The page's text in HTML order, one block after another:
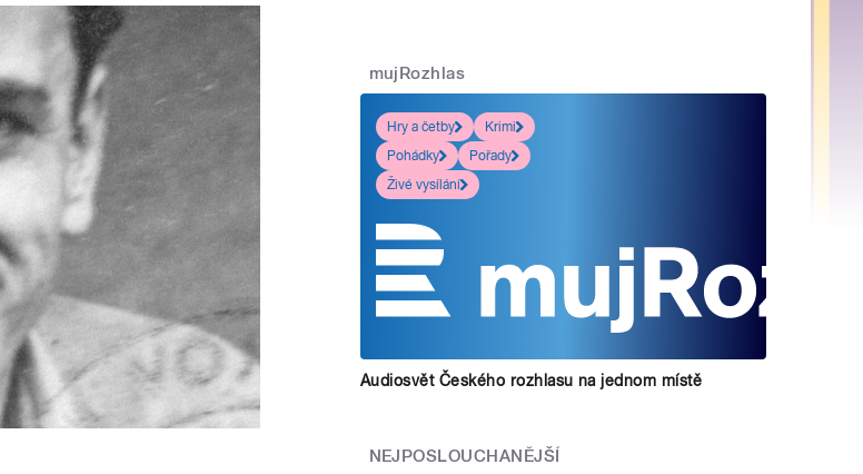
mujRozhlas
Hry a četby
Krimi
Pohádky
Pořady
Živé vysílání
Audiosvět Českého rozhlasu na jednom místě
NEJPOSLOUCHANĚJŠÍ